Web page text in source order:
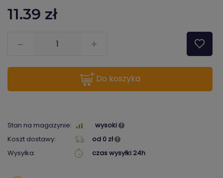
11.39 zł
do koszyka
Stan na magazynie:
wysoki
Koszt dostawy:
od 0 zł
Wysyłka:
czas wysyłki 24h